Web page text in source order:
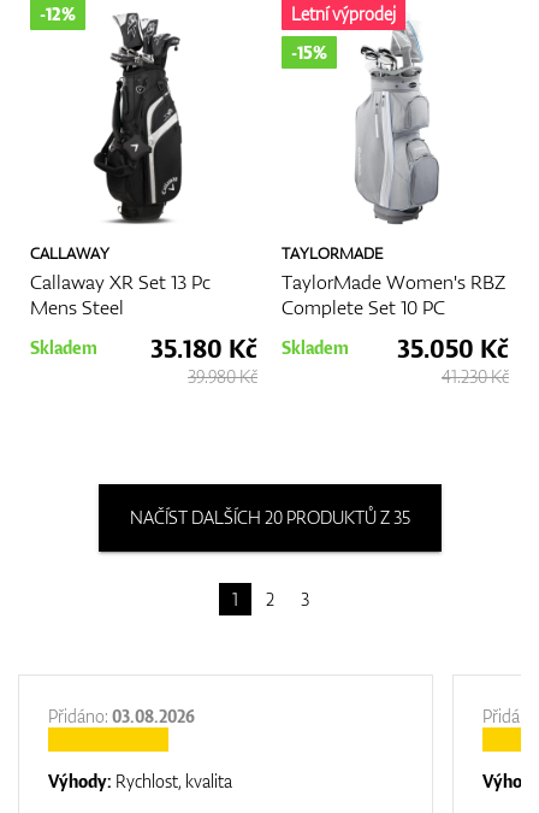
CALLAWAY
Callaway XR Set 13 Pc
Mens Steel
-12%
Skladem 35.180 Kč
39.980 Kč
TAYLORMADE
TaylorMade Women's RBZ
Complete Set 10 PC
Letní výprodej
-15%
Skladem 35.050 Kč
41.230 Kč
NAČÍST DALŠÍCH 20 PRODUKTŮ Z 35
1 2 3
Přidáno: 03.08.2026
Výhody: Rychlost, kvalita